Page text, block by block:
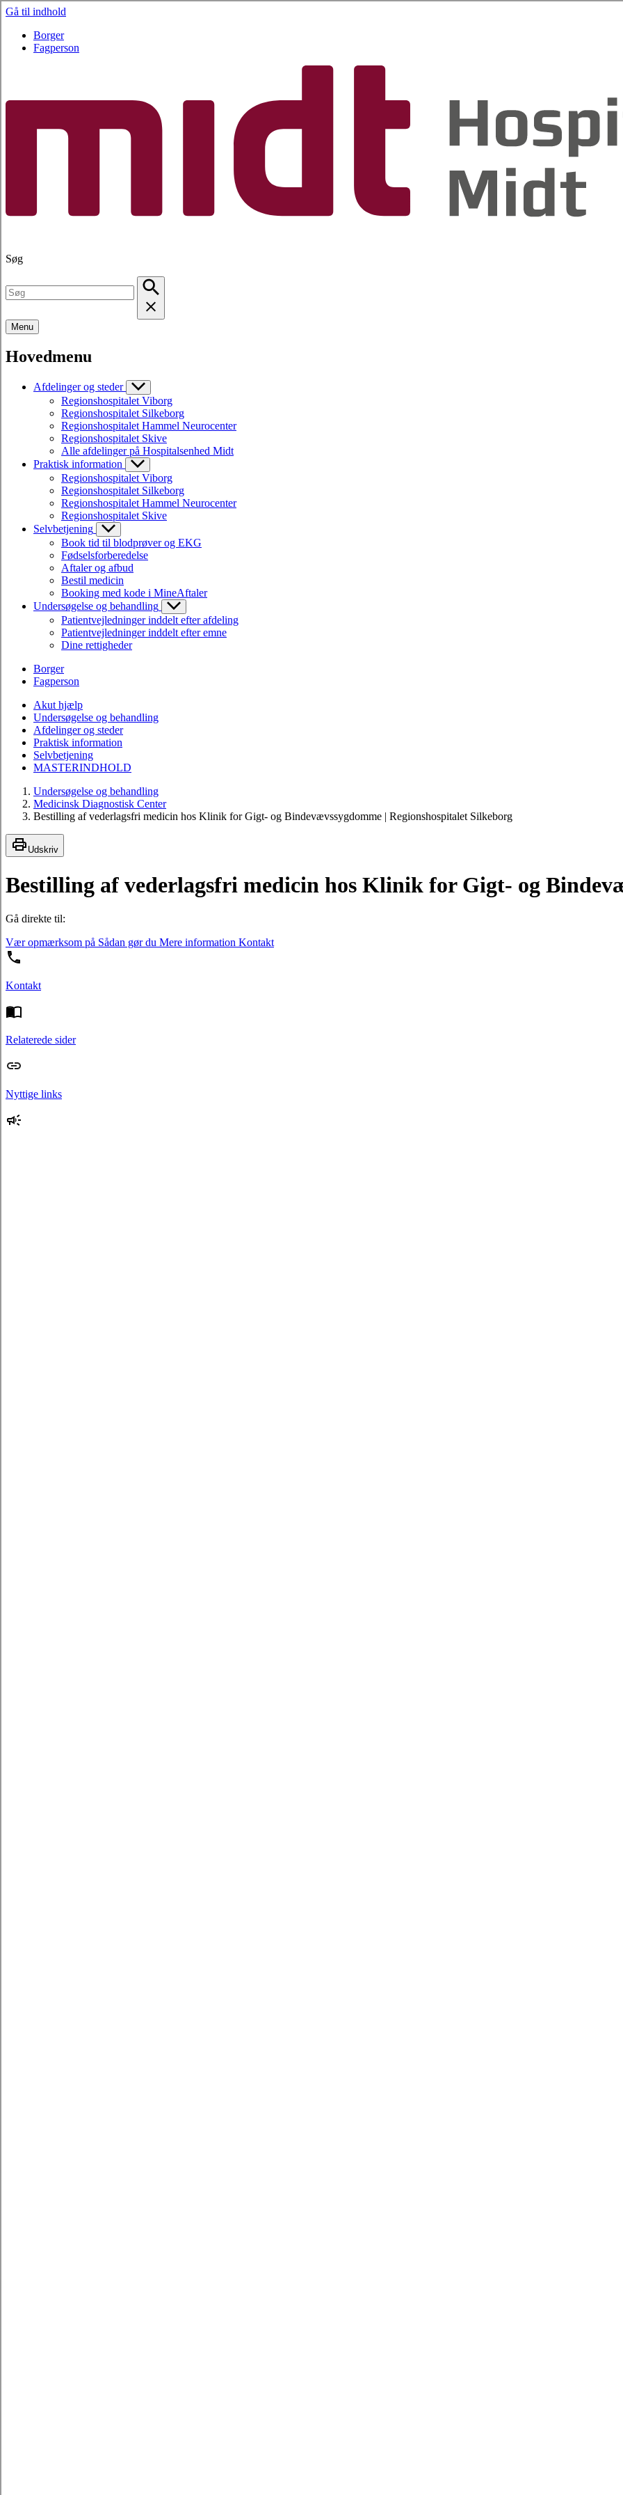
Gå til indhold
Borger
Fagperson
Søg
Menu
Hovedmenu
Afdelinger og steder
Regionshospitalet Viborg
Regionshospitalet Silkeborg
Regionshospitalet Hammel Neurocenter
Regionshospitalet Skive
Alle afdelinger på Hospitalsenhed Midt
Praktisk information
Regionshospitalet Viborg
Regionshospitalet Silkeborg
Regionshospitalet Hammel Neurocenter
Regionshospitalet Skive
Selvbetjening
Book tid til blodprøver og EKG
Fødselsforberedelse
Aftaler og afbud
Bestil medicin
Booking med kode i MineAftaler
Undersøgelse og behandling
Patientvejledninger inddelt efter afdeling
Patientvejledninger inddelt efter emne
Dine rettigheder
Borger
Fagperson
Akut hjælp
Undersøgelse og behandling
Afdelinger og steder
Praktisk information
Selvbetjening
MASTERINDHOLD
Undersøgelse og behandling
Medicinsk Diagnostisk Center
Bestilling af vederlagsfri medicin hos Klinik for Gigt- og Bindevævssygdomme | Regionshospitalet Silkeborg
Udskriv
Bestilling af vederlagsfri medicin hos Klinik for Gigt- og
Gå direkte til:
Vær opmærksom på Sådan gør du Mere information Kontakt
Kontakt
Relaterede sider
Nyttige links